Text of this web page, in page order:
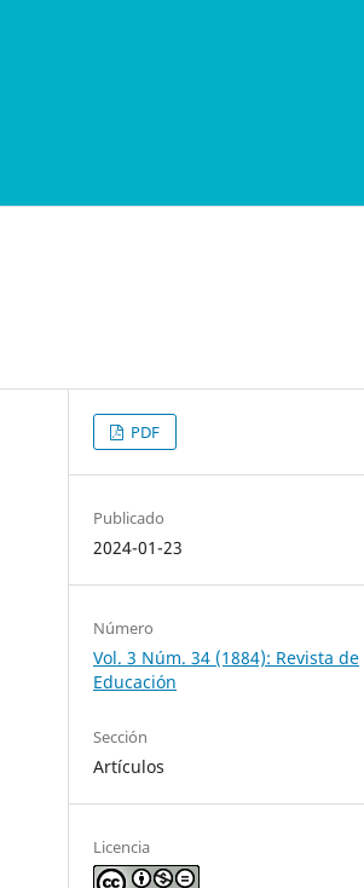
PDF
Publicado
2024-01-23
Número
Vol. 3 Núm. 34 (1884): Revista de
Educación
Sección
Artículos
Licencia